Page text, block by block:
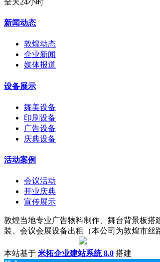
新闻动态
敦煌动态
企业新闻
媒体报道
设备展示
舞美设备
印刷设备
广告设备
庆典设备
活动案例
会议活动
开业庆典
宣传展示
敦煌当地专业广告物料制作、舞台背景板
装、会议会展设备出租（本公司为敦煌市丝
本站基于 米拓企业建站系统 8.0 搭建